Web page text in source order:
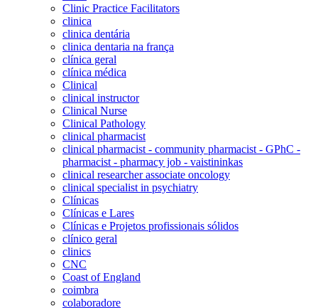
Clinic Practice Facilitators
clinica
clinica dentária
clinica dentaria na frança
clínica geral
clínica médica
Clinical
clinical instructor
Clinical Nurse
Clinical Pathology
clinical pharmacist
clinical pharmacist - community pharmacist - GPhC -
pharmacist - pharmacy job - vaistininkas
clinical researcher associate oncology
clinical specialist in psychiatry
Clínicas
Clínicas e Lares
Clínicas e Projetos profissionais sólidos
clínico geral
clinics
CNC
Coast of England
coimbra
colaboradore